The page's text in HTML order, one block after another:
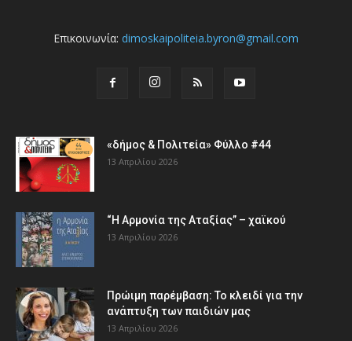
Επικοινωνία: dimoskaipoliteia.byron@gmail.com
«δήμος & Πολιτεία» Φύλλο #44
13 Απριλίου 2026
“Η Αρμονία της Αταξίας” – χαϊκού
13 Απριλίου 2026
Πρώιμη παρέμβαση: Το κλειδί για την
ανάπτυξη των παιδιών µας
13 Απριλίου 2026